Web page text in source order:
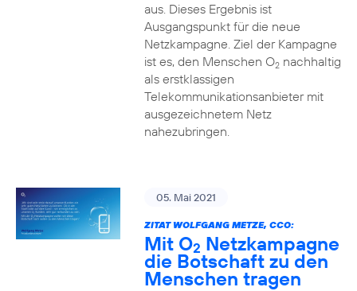
aus. Dieses Ergebnis ist
Ausgangspunkt für die neue
Netzkampagne. Ziel der Kampagne
ist es, den Menschen O2nachhaltig
als erstklassigen
Telekommunikationsanbieter mit
ausgezeichnetem Netz
nahezubringen.
05. Mai 2021
ZITAT WOLFGANG METZE, CCO:
Mit O2 Netzkampagne
die Botschaft zu den
Menschen tragen